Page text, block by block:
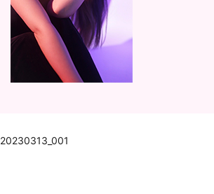
20230313_001